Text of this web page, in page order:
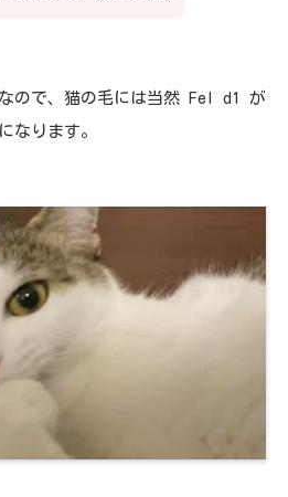
ので、猫の毛には当然 Fel d1 が
なります。